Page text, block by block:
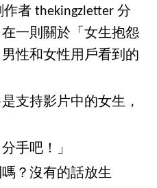
者 thekingzletter 分
一則關於「女生抱怨
性和女性用戶看到的
支持影片中的女生，
手吧！」
嗎？沒有的話放生